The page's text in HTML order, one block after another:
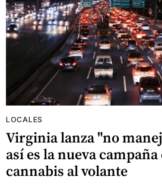
LOCALES
Virginia lanza "no
así es la nueva
cannabis al volante